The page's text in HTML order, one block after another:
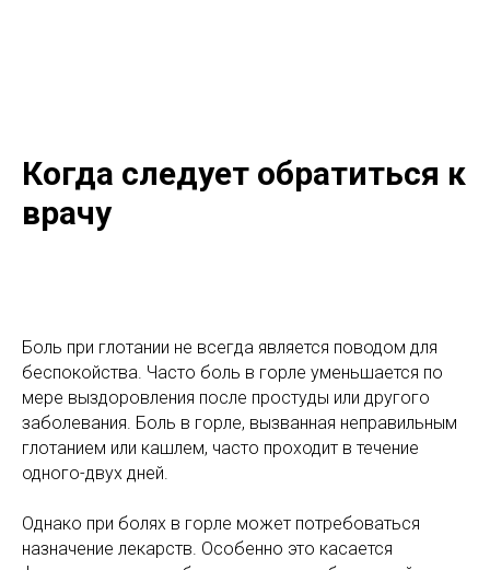
Когда следует обратиться к
врачу
Боль при глотании не всегда является поводом для
беспокойства. Часто боль в горле уменьшается по
мере выздоровления после простуды или другого
заболевания. Боль в горле, вызванная неправильным
глотанием или кашлем, часто проходит в течение
одного-двух дней.
Однако при болях в горле может потребоваться
назначение лекарств. Особенно это касается